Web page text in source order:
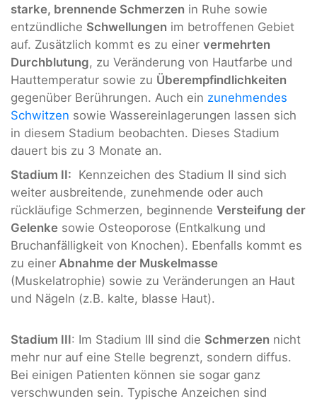
starke, brennende Schmerzen in Ruhe sowie
entzündliche Schwellungen im betroffenen Gebiet
auf. Zusätzlich kommt es zu einer vermehrten
Durchblutung, zu Veränderung von Hautfarbe und
Hauttemperatur sowie zu Überempfindlichkeiten
gegenüber Berührungen. Auch ein zunehmendes
Schwitzen sowie Wassereinlagerungen lassen sich
in diesem Stadium beobachten. Dieses Stadium
dauert bis zu 3 Monate an.
Stadium II: Kennzeichen des Stadium II sind sich
weiter ausbreitende, zunehmende oder auch
rückläufige Schmerzen, beginnende Versteifung der
Gelenke sowie Osteoporose (Entkalkung und
Bruchanfälligkeit von Knochen). Ebenfalls kommt es
zu einer Abnahme der Muskelmasse
(Muskelatrophie) sowie zu Veränderungen an Haut
und Nägeln (z.B. kalte, blasse Haut).
Stadium III: Im Stadium III sind die Schmerzen nicht
mehr nur auf eine Stelle begrenzt, sondern diffus.
Bei einigen Patienten können sie sogar ganz
verschwunden sein. Typische Anzeichen sind